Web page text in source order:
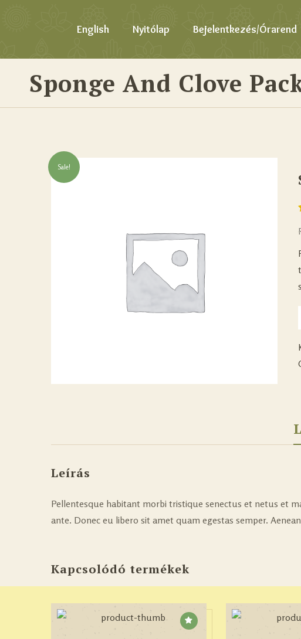
English Nyitólap Bejelentkezés/Órarend
Sponge And Clove
Sale!
Leírás
Pellentesque habitant morbi tristique senectus et netus et
ante. Donec eu libero sit amet quam egestas semper.
Kapcsolódó termékek